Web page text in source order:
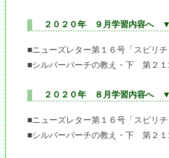
２０２０年 ９月学習内容へ ▼
■ニューズレター第１６号「スピリ
■シルバーバーチの教え・下 第２１
２０２０年 ８月学習内容へ ▼
■ニューズレター第１６号「スピリ
■シルバーバーチの教え・下 第２１